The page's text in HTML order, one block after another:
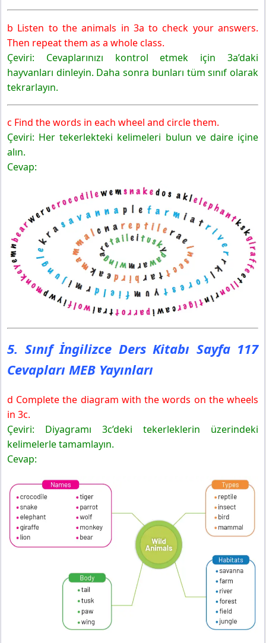
b Listen to the animals in 3a to check your answers.
Then repeat them as a whole class.
Çeviri: Cevaplarınızı kontrol etmek için 3a’daki
hayvanları dinleyin. Daha sonra bunları tüm sınıf olarak
tekrarlayın.
c Find the words in each wheel and circle them.
Çeviri: Her tekerlekteki kelimeleri bulun ve daire içine
alın.
Cevap:
5. Sınıf İngilizce Ders Kitabı Sayfa 117
Cevapları MEB Yayınları
d Complete the diagram with the words on the wheels
in 3c.
Çeviri: Diyagramı 3c’deki tekerleklerin üzerindeki
kelimelerle tamamlayın.
Cevap: